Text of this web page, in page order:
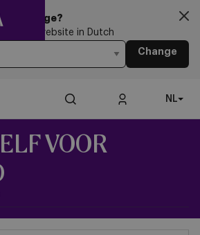
Language?
the website in Dutch
Change
NL
VOOR